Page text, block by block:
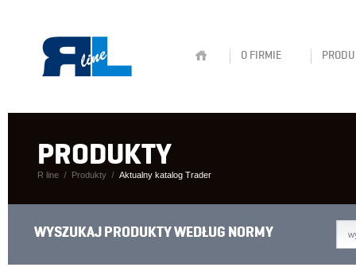
O FIRMIE
PRODUKTY
R line Produkty Aktualny katalog Trader
WYSZUKAJ PRODUKTY WEDŁUG NORMY